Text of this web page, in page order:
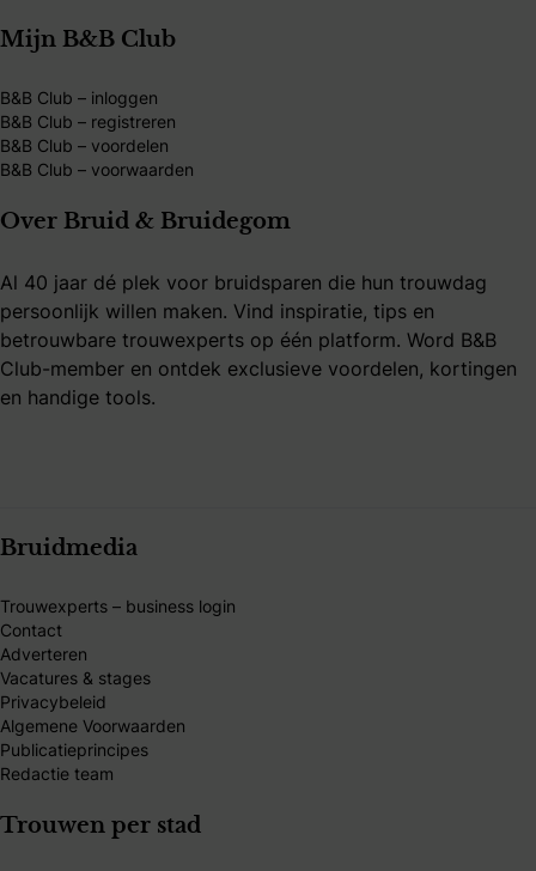
Mijn B&B Club
B&B Club – inloggen
B&B Club – registreren
B&B Club – voordelen
B&B Club – voorwaarden
Over Bruid & Bruidegom
Al 40 jaar dé plek voor bruidsparen die hun trouwdag
persoonlijk willen maken. Vind inspiratie, tips en
betrouwbare trouwexperts op één platform. Word B&B
Club-member en ontdek exclusieve voordelen, kortingen
en handige tools.
Bruidmedia
Trouwexperts – business login
Contact
Adverteren
Vacatures & stages
Privacybeleid
Algemene Voorwaarden
Publicatieprincipes
Redactie team
Trouwen per stad